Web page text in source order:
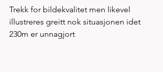
Trekk for bildekvalitet men likevel
illustreres greitt nok situasjonen idet
230m er unnagjort